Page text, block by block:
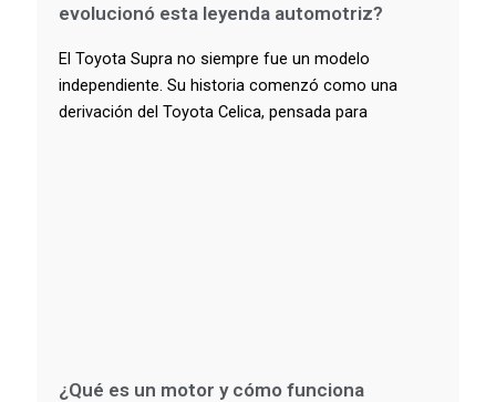
evolucionó esta leyenda automotriz?
El Toyota Supra no siempre fue un modelo
independiente. Su historia comenzó como una
derivación del Toyota Celica, pensada para
¿Qué es un motor y cómo funciona